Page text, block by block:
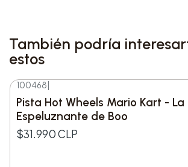
imprescindible para cualquier
musical.
También podría
estos
100468
Pista Hot Wheels Mario Kart -
Espeluznante de Boo
$31.990 CLP